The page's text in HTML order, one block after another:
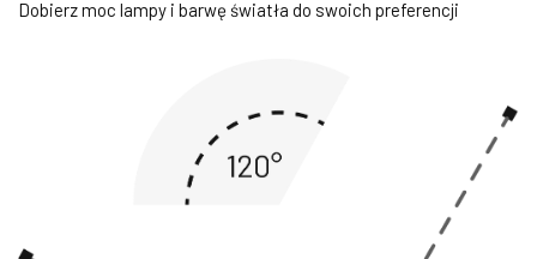
Dobierz moc lampy i barwę światła do swoich preferencji